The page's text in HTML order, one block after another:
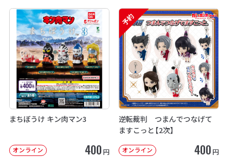
まちぼうけ キン肉マン3
オンライン 400 円
予約
逆転裁判 つまんでつなげて
ますこっと【2次】
オンライン 400 円